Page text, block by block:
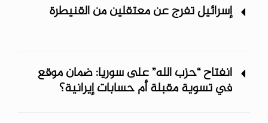
إسرائيل تفرج عن معتقلين من القنيطرة
انفتاح “حزب الله” على سوريا: ضمان موقع
في تسوية مقبلة أم حسابات إيرانية؟